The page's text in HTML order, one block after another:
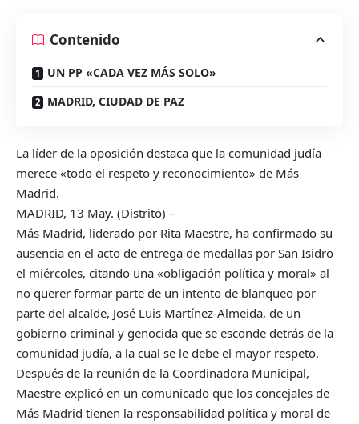
Contenido
UN PP «CADA VEZ MÁS SOLO»
MADRID, CIUDAD DE PAZ
La líder de la oposición destaca que la comunidad judía
merece «todo el respeto y reconocimiento» de Más
Madrid.
MADRID, 13 May. (Distrito) –
Más Madrid, liderado por Rita Maestre, ha confirmado su
ausencia en el acto de entrega de medallas por San Isidro
el miércoles, citando una «obligación política y moral» al
no querer formar parte de un intento de blanqueo por
parte del alcalde, José Luis Martínez-Almeida, de un
gobierno criminal y genocida que se esconde detrás de la
comunidad judía, a la cual se le debe el mayor respeto.
Después de la reunión de la Coordinadora Municipal,
Maestre explicó en un comunicado que los concejales de
Más Madrid tienen la responsabilidad política y moral de